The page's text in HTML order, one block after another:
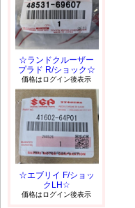
☆ランドクルーザー
プラド R/ショック☆
価格はログイン後表示
☆エブリイ F/ショッ
クLH☆
価格はログイン後表示